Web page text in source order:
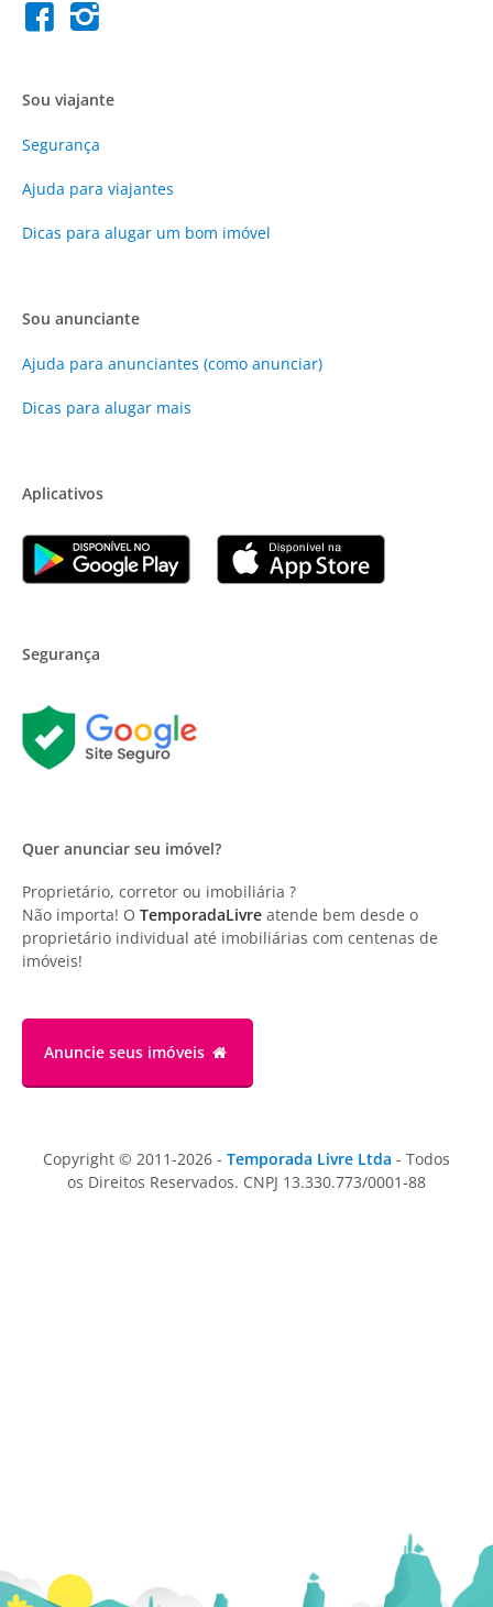
Sou viajante
Segurança
Ajuda para viajantes
Dicas para alugar um bom imóvel
Sou anunciante
Ajuda para anunciantes (como anunciar)
Dicas para alugar mais
Aplicativos
Segurança
Quer anunciar seu imóvel?
Proprietário, corretor ou imobiliária ?
Não importa! O TemporadaLivre atende bem desde o
proprietário individual até imobiliárias com centenas de
imóveis!
Anuncie seus imóveis
Copyright © 2011-2026 - Temporada Livre Ltda - Todos
os Direitos Reservados. CNPJ 13.330.773/0001-88